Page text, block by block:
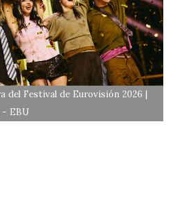
del Festival de Eurovisión 2026 |
- EBU